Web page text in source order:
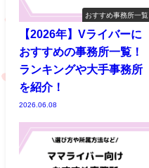
おすすめ事務所一覧
【2026年】Vライバーに
おすすめの事務所一覧！
ランキングや大手事務所
を紹介！
2026.06.08